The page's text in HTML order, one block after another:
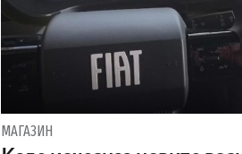
МАГАЗИН